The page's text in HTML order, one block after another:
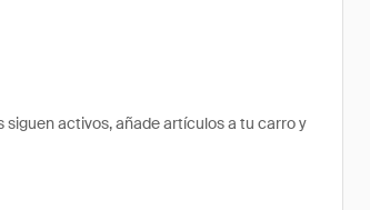
activos, añade artículos a tu carro y